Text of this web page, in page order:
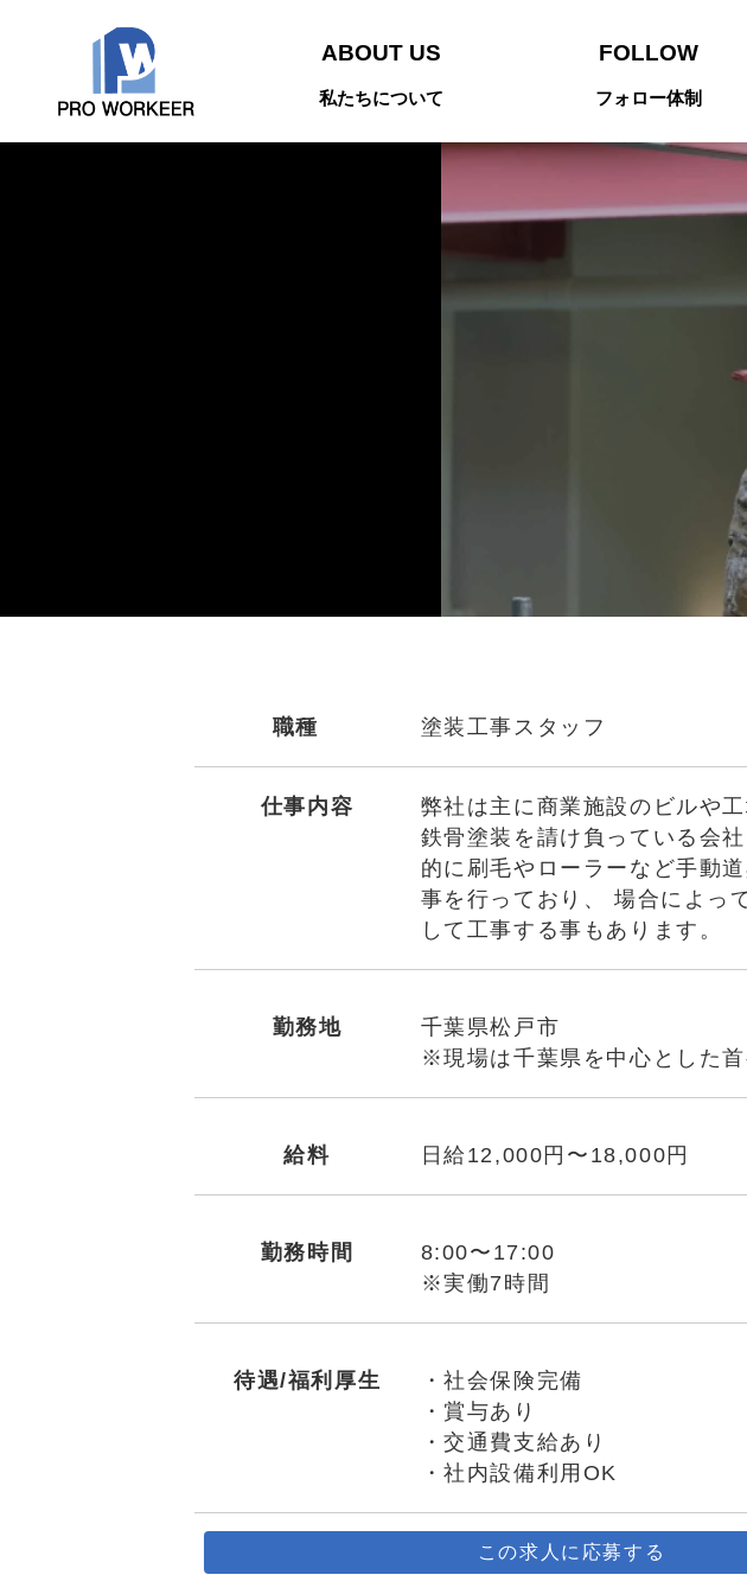
ABOUT US
私たちについて
FOLLOW
フォロー体制
職種 塗装工事スタッフ
仕事内容
弊社は主に商業施設のビルや工
鉄骨塗装を請け負っている会
的に刷毛やローラーなど手動
事を行っており、 場合によっ
して工事する事もあります。
勤務地
千葉県松戸市
※現場は千葉県を中心とした首
給料 日給12,000円〜18,000円
勤務時間
8:00〜17:00
※実働7時間
待遇/福利厚生
・社会保険完備
・賞与あり
・交通費支給あり
・社内設備利用OK
この求人に応募する